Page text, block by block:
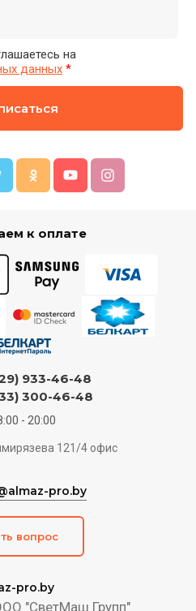
на
данных *
к оплате
pro.by
"СветМаш Групп"
933-46-48
300-46-48
- 20:00
121/4 офис
pro.by
вопрос